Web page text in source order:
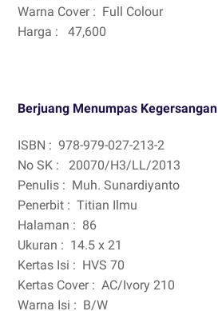
Warna Cover : Full Colour
Harga :
47,600
Berjuang Menumpas Kegersangan
ISBN : 978-979-027-213-2
No SK :
20070/H3/LL/2013
Penulis : Muh. Sunardiyanto
Penerbit : Titian Ilmu
Halaman : 86
Ukuran : 14.5 x 21
Kertas Isi : HVS 70
Kertas Cover : AC/Ivory 210
Warna Isi : B/W